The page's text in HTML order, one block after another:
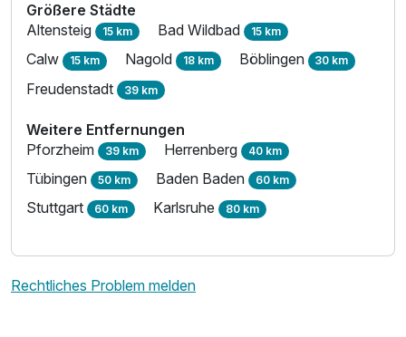
Größere Städte
Altensteig 15 km Bad Wildbad 15 km
Calw 15 km Nagold 18 km Böblingen 30 km
Freudenstadt 39 km
Weitere Entfernungen
Pforzheim 39 km Herrenberg 40 km
Tübingen 50 km Baden Baden 60 km
Stuttgart 60 km Karlsruhe 80 km
Rechtliches Problem melden